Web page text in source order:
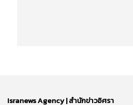
Isranews Agency | สำนักข่าวอิศรา